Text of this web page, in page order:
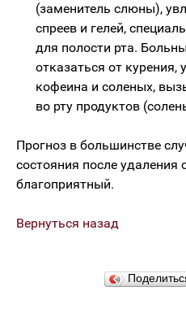
(заменитель слюны),
спреев и гелей,
для полости рта.
отказаться от курения,
кофеина и соленых,
во рту продуктов
Прогноз в большинстве
состояния после удаления
благоприятный.
Вернуться назад